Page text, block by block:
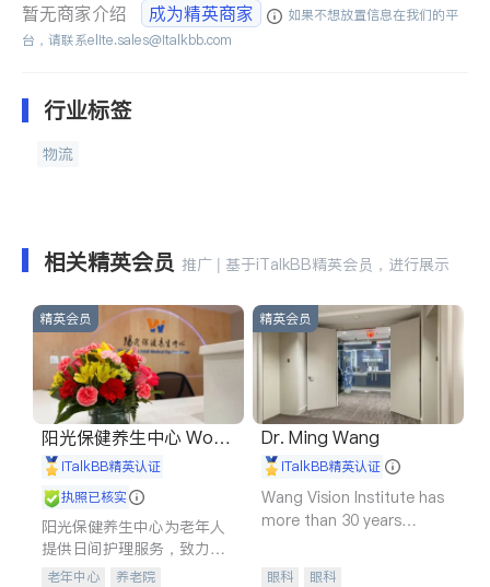
暂无商家介绍 成为精英商家
如果不想放置信息在我们的平
台，请联系elite.sales@italkbb.com
行业标签
物流
相关精英会员 推广 | 基于iTalkBB精英会员，进行展示
精英会员
阳光保健养生中心 World
shine
iTalkBB精英认证
执照已核实
阳光保健养生中心为老年人
提供日间护理服务，致力于
通过持续的护理创新来有效
老年中心 养老院
精英会员
Dr. Ming Wang
iTalkBB精英认证
Wang Vision Institute has
more than 30 years
眼科 眼科